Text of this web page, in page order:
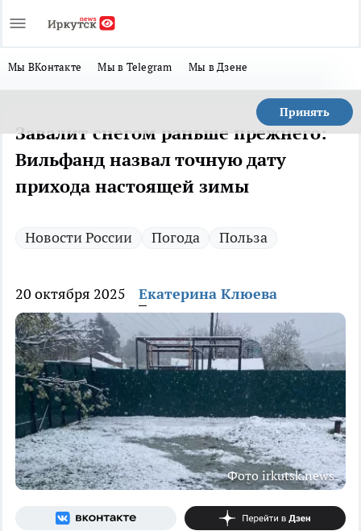
Мы ВКонтакте Мы в Telegram Мы в Дзене
Принять
Завалит снегом раньше прежнего:
Вильфанд назвал точную дату
прихода настоящей зимы
Новости России Погода Польза
20 октября 2025 Екатерина Клюева
Фото irkutsk.news